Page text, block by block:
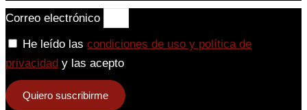
Correo electrónico
He leído las condiciones de uso y política de
privacidad y las acepto
Quiero suscribirme